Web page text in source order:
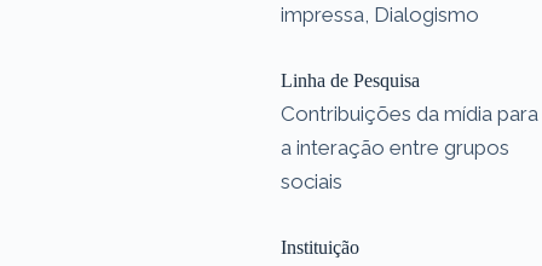
impressa, Dialogismo
Linha de Pesquisa
Contribuições da mídia para
a interação entre grupos
sociais
Instituição